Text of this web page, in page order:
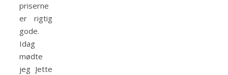
priserne
er rigtig
gode.
Idag
mødte
jeg Jette